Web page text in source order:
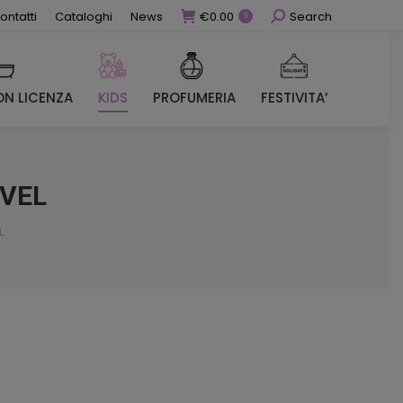
Cataloghi News €0.00 0 CercaSearch
LICENZA KIDS PROFUMERIA FESTIVITA’
LICENZA KIDS PROFUMERIA FESTIVITA’